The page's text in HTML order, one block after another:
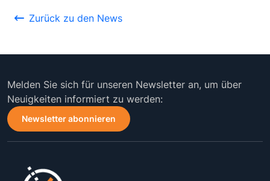
Zurück zu den News
Melden Sie sich für unseren Newsletter an, um über
Neuigkeiten informiert zu werden:
Newsletter abonnieren